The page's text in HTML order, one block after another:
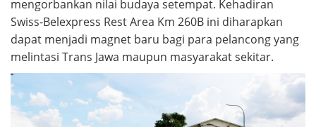
mengorbankan nilai budaya setempat. Kehadiran
Swiss-Belexpress Rest Area Km 260B ini diharapkan
dapat menjadi magnet baru bagi para pelancong yang
melintasi Trans Jawa maupun masyarakat sekitar.